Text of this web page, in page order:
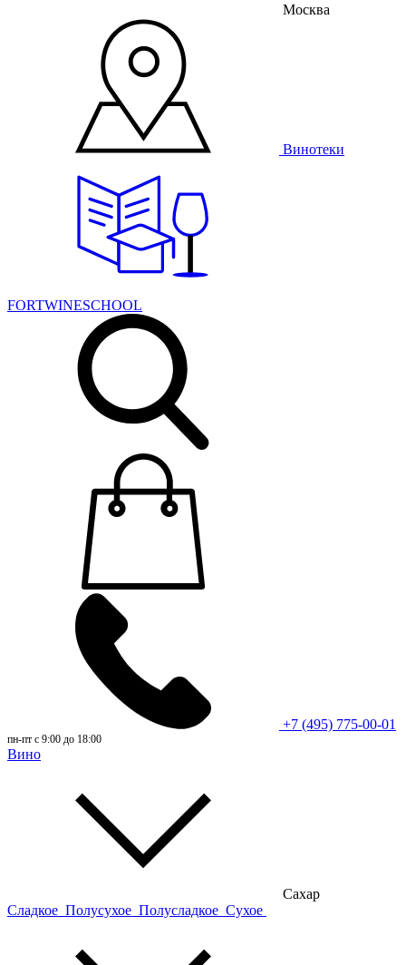
Москва
Винотеки
FORTWINESCHOOL
+7 (495) 775-00-01
пн-пт с 9:00 до 18:00
Вино
Сахар
Сладкое Полусухое Полусладкое Сухое